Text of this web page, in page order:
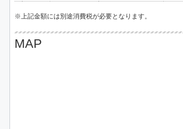
※上記金額には別途消費税が必要となります。
MAP